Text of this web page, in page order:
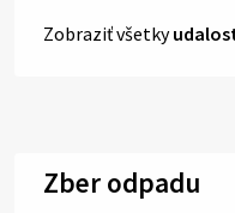
Zobraziť všetky
Zber odpadu